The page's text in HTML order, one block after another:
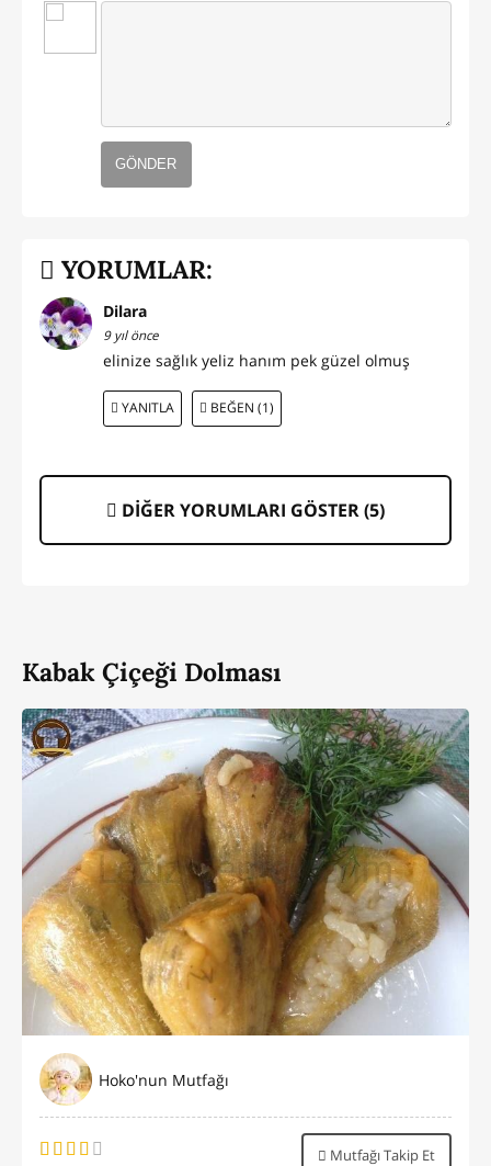
GÖNDER
YORUMLAR:
Dilara
9 yıl önce
elinize sağlık yeliz hanım pek güzel olmuş
YANITLA BEĞEN (1)
DİĞER YORUMLARI GÖSTER (5)
Kabak Çiçeği Dolması
Hoko'nun Mutfağı
Mutfağı Takip Et